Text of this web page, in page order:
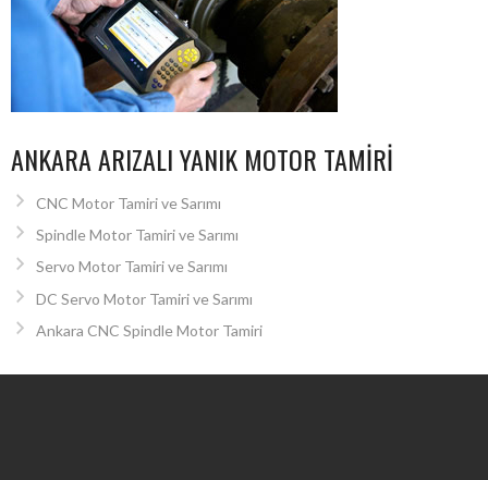
ANKARA ARIZALI YANIK MOTOR TAMIRI
CNC Motor Tamiri ve Sarımı
Spindle Motor Tamiri ve Sarımı
Servo Motor Tamiri ve Sarımı
DC Servo Motor Tamiri ve Sarımı
Ankara CNC Spindle Motor Tamiri